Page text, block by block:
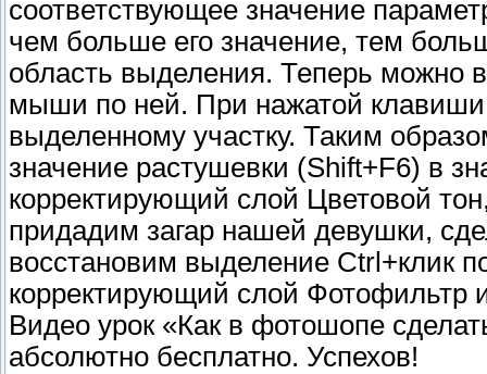
соответствующее значение
чем больше его значение, тем
область выделения. Теперь можно
мыши по ней. При нажатой клавиши
выделенному участку. Таким
значение растушевки (Shift+F6) в
корректирующий слой Цветовой
придадим загар нашей девушки,
восстановим выделение Ctrl+клик
корректирующий слой Фотофильтр
Видео урок «Как в фотошопе
абсолютно бесплатно. Успехов!